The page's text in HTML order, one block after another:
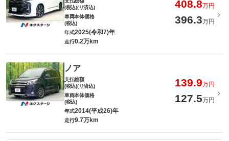
(税込)(リ済込)
408.8万円
車両本体価格
(税込)
396.3万円
年式2025(令和7)年
走行0.2万km
ノア
支払総額
(税込)(リ済込)
139.9万円
車両本体価格
(税込)
127.5万円
年式2014(平成26)年
走行9.7万km